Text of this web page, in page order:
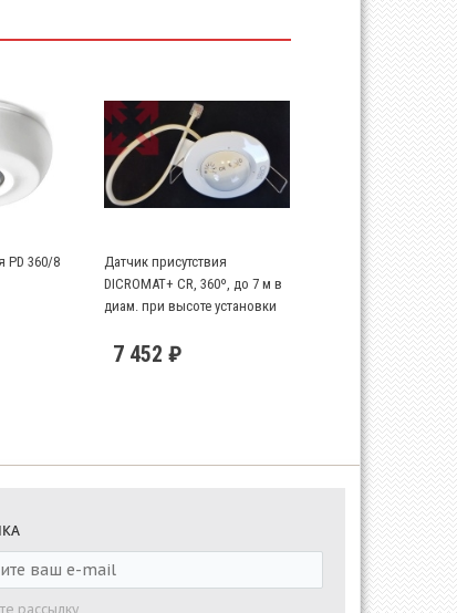
PD 360/8
Датчик присутствия
DICROMAT+ CR, 360º, до 7 м в
диам. при высоте установки
7 452 ₽
рассылку